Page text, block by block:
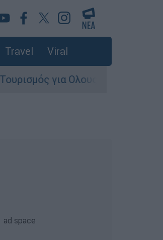
Travel Viral
για Ολους 2026-2027: Τα